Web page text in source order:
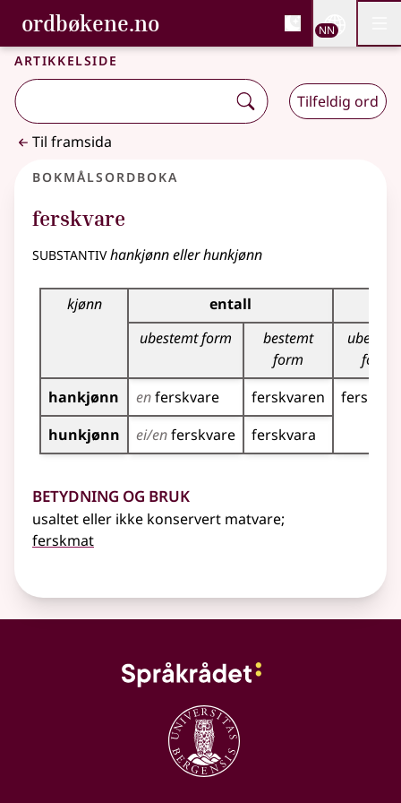
Gå til hovudinnhald
Tilgjenge
ordbøkene.no, Bokmålsordboka og
Bokmålsordboka og Nynorskordboka
NN
Artikkelside
Tilfeldig ord
Til framsida
Bokmålsordboka
ferskvare
substantivhankjønn eller hunkjønn
Bøyingstabell for dette substantivet
kjønn
entall
ubestemt form
bestemt
form
form
hankjønn
enferskvare ferskvaren
hunkjønn
ei/enferskvare ferskvara
Betydning og bruk
usaltet eller ikke konservert matvare;
ferskmat